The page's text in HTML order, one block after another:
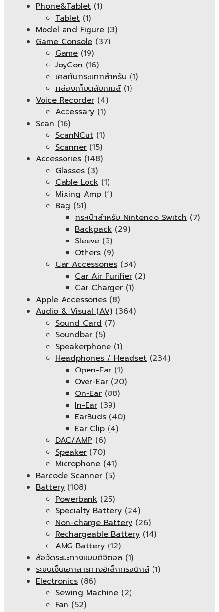
Phone&Tablet (1)
Tablet (1)
Model and Figure (3)
Game Console (37)
Game (19)
JoyCon (16)
เคสกันกระแทกสำหรับ (1)
กล่องเก็บตลับเกมส์ (1)
Voice Recorder (4)
Accessary (1)
Scan (16)
ScanNCut (1)
Scanner (15)
Accessories (148)
Glasses (3)
Cable Lock (1)
Mixing Amp (1)
Bag (51)
กระเป๋าสำหรับ Nintendo Switch (7)
Backpack (29)
Sleeve (3)
Others (9)
Car Accessories (34)
Car Air Purifier (2)
Car Charger (1)
Apple Accessories (8)
Audio & Visual (AV) (364)
Sound Card (7)
Soundbar (5)
Speakerphone (1)
Headphones / Headset (234)
Open-Ear (1)
Over-Ear (20)
On-Ear (88)
In-Ear (39)
EarBuds (40)
Ear Clip (4)
DAC/AMP (6)
Speaker (70)
Microphone (41)
Barcode Scanner (5)
Battery (108)
Powerbank (25)
Specialty Battery (24)
Non-charge Battery (26)
Rechargeable Battery (14)
AMG Battery (12)
ล้อวัดระยะทางแบบดิจิตอล (1)
ระบบเซ็นเอกสารทางอิเล็กทรอนิกส์ (1)
Electronics (86)
Sewing Machine (2)
Fan (52)